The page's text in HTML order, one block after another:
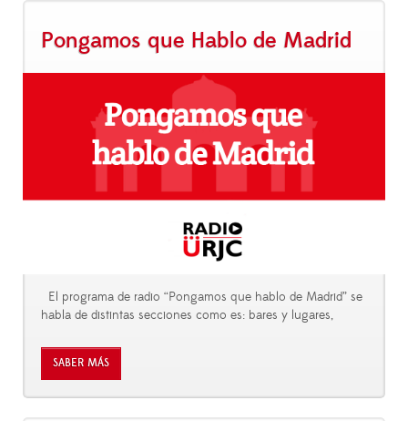
Pongamos que Hablo de Madrid
El programa de radio “Pongamos que hablo de Madrid” se
habla de distintas secciones como es: bares y lugares,
SABER MÁS